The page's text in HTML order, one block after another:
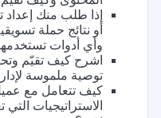
إذا طلب منك إعداد
أو نتائج حملة
وأي أدوات
اشرح كيف تقيّم
توصية ملموسة
كيف تتعامل مع
الاستراتيجيات التي